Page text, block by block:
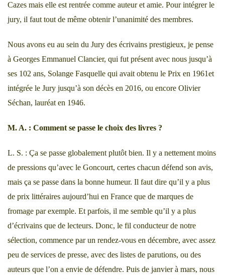
Cazes mais elle est rentrée comme auteur et amie. Pour intégrer le
jury, il faut tout de même obtenir l’unanimité des membres.
Nous avons eu au sein du Jury des écrivains prestigieux, je pense
à Georges Emmanuel Clancier, qui fut présent avec nous jusqu’à
ses 102 ans, Solange Fasquelle qui avait obtenu le Prix en 1961et
intégrée le Jury jusqu’à son décès en 2016, ou encore Olivier
Séchan, lauréat en 1946.
M. A. : Comment se passe le choix des livres ?
L. S. : Ça se passe globalement plutôt bien. Il y a nettement moins
de pressions qu’avec le Goncourt, certes chacun défend son avis,
mais ça se passe dans la bonne humeur. Il faut dire qu’il y a plus
de prix littéraires aujourd’hui en France que de marques de
fromage par exemple. Et parfois, il me semble qu’il y a plus
d’écrivains que de lecteurs. Donc, le fil conducteur de notre
sélection, commence par un rendez-vous en décembre, avec assez
peu de services de presse, avec des listes de parutions, ou des
auteurs que l’on a envie de défendre. Puis de janvier à mars, nous